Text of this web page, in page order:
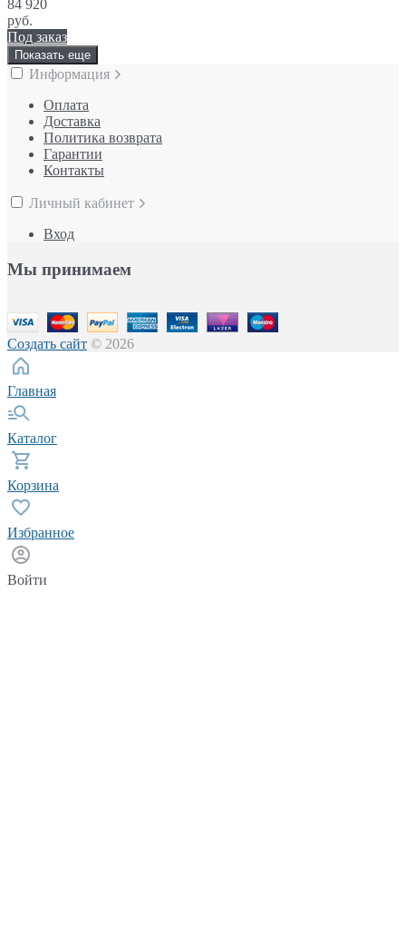
84 920
руб.
Под заказ
Показать еще
Информация
Оплата
Доставка
Политика возврата
Гарантии
Контакты
Личный кабинет
Вход
Мы принимаем
Создать сайт © 2026
Главная
Каталог
Корзина
Избранное
Войти